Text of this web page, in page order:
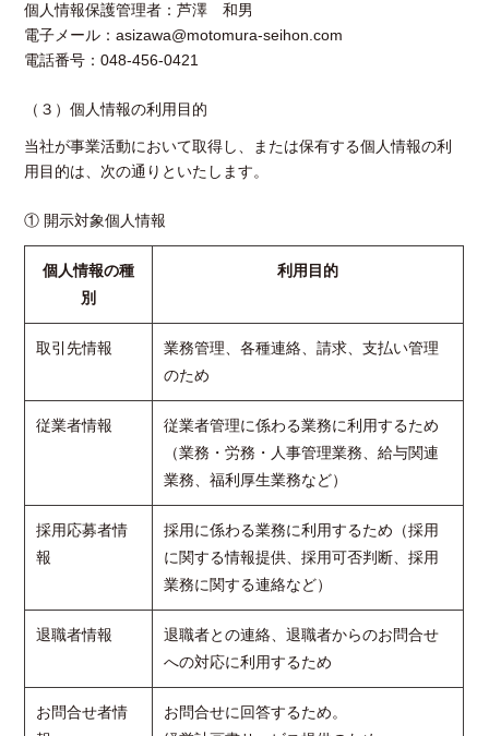
個人情報保護管理者：芦澤 和男
電子メール：asizawa@motomura-seihon.com
電話番号：048-456-0421
（３）個人情報の利用目的
当社が事業活動において取得し、または保有する個人情報の利
用目的は、次の通りといたします。
① 開示対象個人情報
個人情報の種
別
利用目的
取引先情報
業務管理、各種連絡、請求、支払い管理
のため
従業者情報
従業者管理に係わる業務に利用するため
（業務・労務・人事管理業務、給与関連
業務、福利厚生業務など）
採用応募者情
報
採用に係わる業務に利用するため（採用
に関する情報提供、採用可否判断、採用
業務に関する連絡など）
退職者情報
退職者との連絡、退職者からのお問合せ
への対応に利用するため
お問合せ者情
お問合せに回答するため。